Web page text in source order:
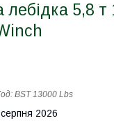
лебідка 5,8 т
BST 13000 Lbs
2026